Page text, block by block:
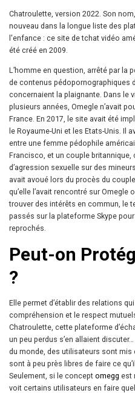
Chatroulette, version 2022. Son
nouveau dans la longue liste des
l'enfance : ce site de tchat vidéo
été créé en 2009.
L’homme en question, arrêté par la
de contenus pédopornographiques
concernaient la plaignante. Dans le
plusieurs années, Omegle n’avait
France. En 2017, le site avait été
le Royaume-Uni et les Etats-Unis. Il
entre une femme pédophile
Francisco, et un couple
d’agression sexuelle sur des
avait avoué lors du procès du
qu’elle l’avait rencontré sur
trouver des intérêts en commun, le
passés sur la plateforme Skype
reprochés.
Peut-on
?
Elle permet d’établir des relations
compréhension et le respect
Chatroulette, cette plateforme
un peu perdus s’en allaient
du monde, des utilisateurs sont
sont à peu près libres de faire ce
Seulement, si le concept omegg est
voit certains utilisateurs en faire